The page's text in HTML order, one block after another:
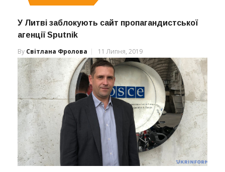
У Литві заблокують сайт пропагандистської
агенції Sputnik
By Світлана Фролова 11 Липня, 2019